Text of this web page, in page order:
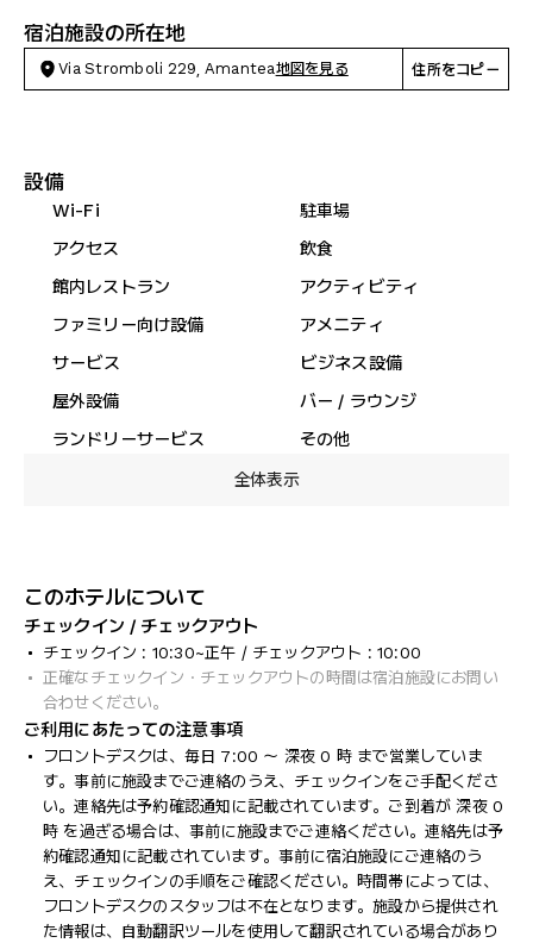
宿泊施設の所在地
Via Stromboli 229, Amantea地図を見る 住所をコピー
設備
Wi-Fi
駐車場
アクセス
飲食
館内レストラン
アクティビティ
ファミリー向け設備
アメニティ
サービス
ビジネス設備
屋外設備
バー / ラウンジ
ランドリーサービス
その他
全体表示
このホテルについて
チェックイン / チェックアウト
チェックイン : 10:30~正午 / チェックアウト : 10:00
正確なチェックイン・チェックアウトの時間は宿泊施設にお問い
合わせください。
ご利用にあたっての注意事項
フロントデスクは、毎日 7:00 ～ 深夜 0 時 まで営業していま
す。事前に施設までご連絡のうえ、チェックインをご手配くださ
い。連絡先は予約確認通知に記載されています。ご到着が 深夜 0
時 を過ぎる場合は、事前に施設までご連絡ください。連絡先は予
約確認通知に記載されています。事前に宿泊施設にご連絡のう
え、チェックインの手順をご確認ください。時間帯によっては、
フロントデスクのスタッフは不在となります。施設から提供され
た情報は、自動翻訳ツールを使用して翻訳されている場合があり